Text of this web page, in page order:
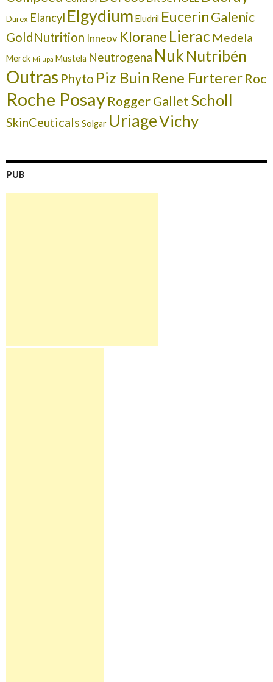
Durex Elancyl Elgydium Eludril EucerinGalenic
GoldNutrition Inneov Klorane Lierac Medela
Merck Milupa Mustela Neutrogena Nuk Nutribén
Outras Phyto Piz Buin Rene FurtererRoc
Roche PosayRogger GalletScholl
SkinCeuticals Solgar UriageVichy
PUB